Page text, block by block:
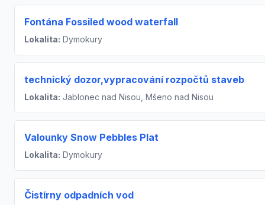
Fontána Fossiled wood waterfall
Lokalita: Dymokury
technický dozor,vypracování rozpočtů staveb
Lokalita: Jablonec nad Nisou, Mšeno nad Nisou
Valounky Snow Pebbles Plat
Lokalita: Dymokury
Čistírny odpadních vod